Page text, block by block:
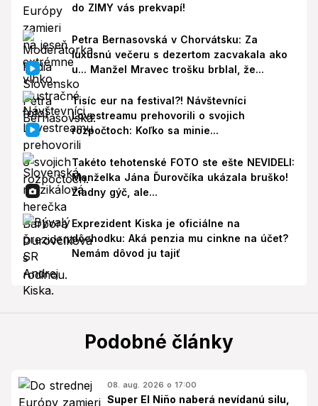
do ZIMY vás prekvapí!
Petra Bernasovská v Chorvátsku: Za
luxusnú večeru s dezertom zacvakala ako
u... Manžel Mravec trošku brblal, že...
Tisíc eur na festival?! Návštevníci
Lovestreamu prehovorili o svojich
rozpočtoch: Koľko sa minie...
Takéto tehotenské FOTO ste ešte NEVIDELI:
Manželka Jána Ďurovčíka ukázala bruško!
Žiadny gýč, ale...
Exprezident Kiska je oficiálne na
dôchodku: Aká penzia mu cinkne na účet?
Nemám dôvod ju tajiť
Podobné články
08. aug. 2026 o 17:00
Super El Niño naberá nevídanú silu,